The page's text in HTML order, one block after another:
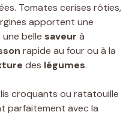
Tomates cerises rôties,
apportent une
belle saveur à
rapide au four ou à la
des légumes.
croquants ou ratatouille
parfaitement avec la